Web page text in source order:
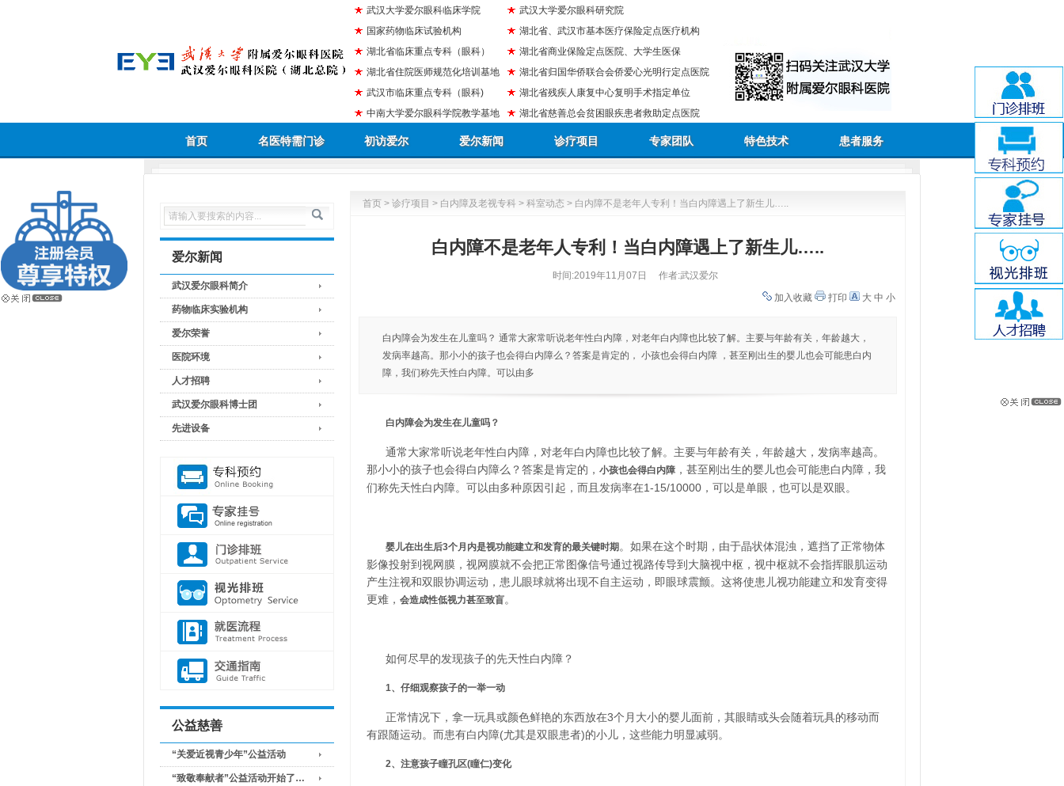
武汉大学爱尔眼科临床学院
国家药物临床试验机构
湖北省临床重点专科（眼科）
湖北省住院医师规范化培训基地
武汉市临床重点专科（眼科)
中南大学爱尔眼科学院教学基地
武汉大学爱尔眼科研究院
湖北省、武汉市基本医疗保险定点医疗机构
湖北省商业保险定点医院、大学生医保
湖北省归国华侨联合会侨爱心光明行定点医院
湖北省残疾人康复中心复明手术指定单位
湖北省慈善总会贫困眼疾患者救助定点医院
首页 名医特需门诊 初访爱尔 爱尔新闻 诊疗项目 专家团队 特色技术 患者服务
爱尔新闻
武汉爱尔眼科简介
药物临床实验机构
爱尔荣誉
医院环境
人才招聘
武汉爱尔眼科博士团
先进设备
公益慈善
“关爱近视青少年”公益活动
“致敬奉献者”公益活动开始了…
首页 > 诊疗项目 > 白内障及老视专科 > 科室动态 > 白内障不是老年人专利！当白内障遇上了新生儿…..
白内障不是老年人专利！当白内障遇上了新生儿…..
时间:2019年11月07日
作者:武汉爱尔
加入收藏
打印 大 中 小
白内障会为发生在儿童吗？ 通常大家常听说老年性白内障，对老年白内障也比较了解。主要与年龄有关，年龄越大，
发病率越高。那小小的孩子也会得白内障么？答案是肯定的， 小孩也会得白内障 ，甚至刚出生的婴儿也会可能患白内
障，我们称先天性白内障。可以由多
白内障会为发生在儿童吗？
通常大家常听说老年性白内障，对老年白内障也比较了解。主要与年龄有关，年龄越大，发病率越高。
那小小的孩子也会得白内障么？答案是肯定的， 小孩也会得白内障 ，甚至刚出生的婴儿也会可能患白内障，我
们称先天性白内障。可以由多种原因引起，而且发病率在1-15/10000，可以是单眼，也可以是双眼。
婴儿在出生后3个月内是视功能建立和发育的最关键时期 。如果在这个时期，由于晶状体混浊，遮挡了正常物体
影像投射到视网膜，视网膜就不会把正常图像信号通过视路传导到大脑视中枢，视中枢就不会指挥眼肌运动
产生注视和双眼协调运动，患儿眼球就将出现不自主运动，即眼球震颤。这将使患儿视功能建立和发育变得
更难， 会造成性低视力甚至致盲。
如何尽早的发现孩子的先天性白内障？
1、仔细观察孩子的一举一动
正常情况下，拿一玩具或颜色鲜艳的东西放在3个月大小的婴儿面前，其眼睛或头会随着玩具的移动而
有跟随运动。而患有白内障(尤其是双眼患者)的小儿，这些能力明显减弱。
2、注意孩子瞳孔区(瞳仁)变化